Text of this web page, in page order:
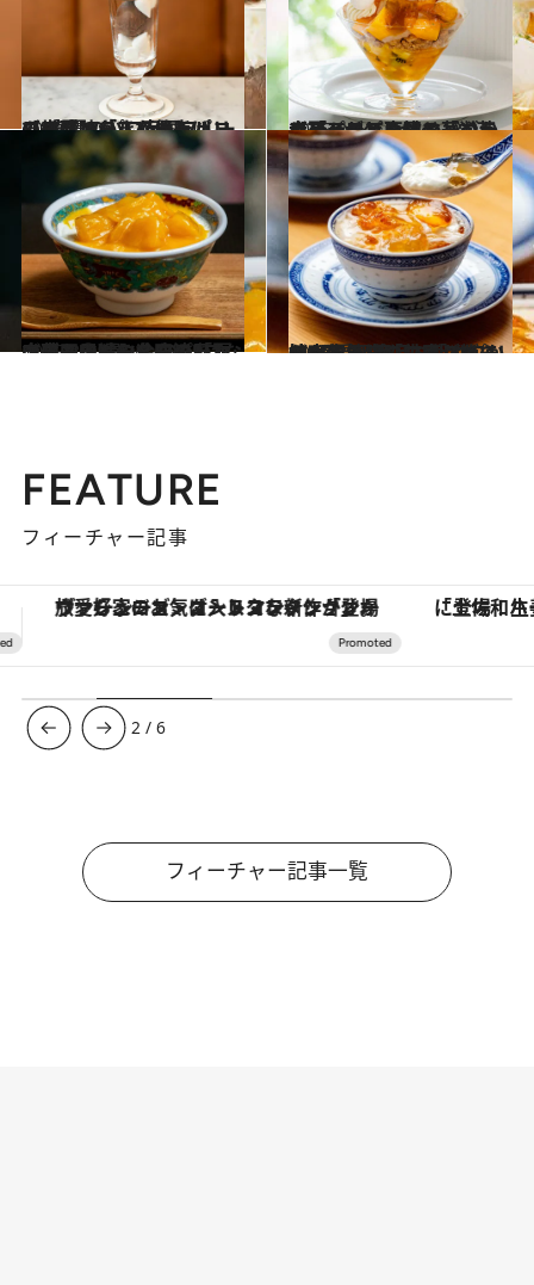
2025.8.8
【世界でここだけ】パリのメゾン「ルノートル」のパフェを！ 南国フルーツの酸味がきいたチョコレートソースで仕上げる“真夏のパフェ”も
グルメ 2025.8.6
【夏パフェ】桃とバニラアイスがとろける「ペッシェメルバ」、マンゴーとライチで南国の華やかさ「トロピカル」…学芸大パティスリー〈Taisuke Endo〉
グルメ
2025.8.9
《高田馬場》冷た〜いマンゴーのせミルクプリン、ぷるぷるな四川風かき氷…リピーター続出！ 中華スイーツ名店の「夏スイーツ4選」〈シノワな店内も◎〉
グルメ 2025.8.9
《高田馬場》しぼりたての水牛ミルクの香りがふわ〜っ！“絶品ミルクプリン”が看板商品…「どこか懐かしい」「甘さが絶妙」人気店の広東スイーツ5選
グルメ
FEATURE
フィーチャー記事
「土佐和ハーブかき氷」がOMO7高知に登場！生姜、山椒、大葉など目にも舌にも涼を呼ぶ郷土の味 【銀座で出合う最旬美容】美髪ケアや上質
3 /6
フィーチャー記事一覧